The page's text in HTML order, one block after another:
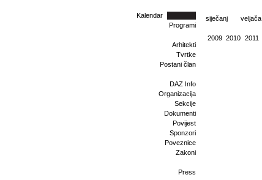
Kalendar
Programi
Arhitekti
Tvrtke
Postani član
DAZ Info
Organizacija
Sekcije
Dokumenti
Povijest
Sponzori
Poveznice
Zakoni
Press
siječanj veljača
2009 2010 2011